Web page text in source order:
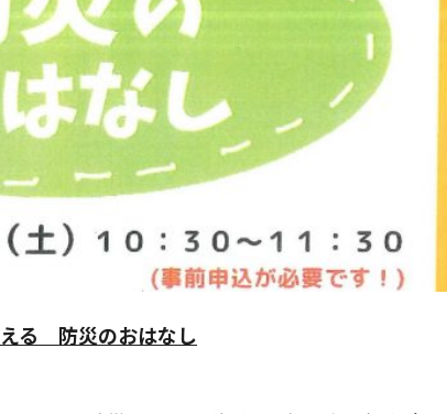
える 防災のおはなし